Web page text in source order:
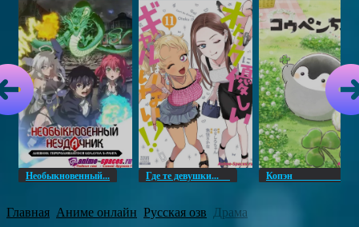
Необыкновенный... Где те девушки... Копэн
Главная Аниме онлайн Русская озв Драма